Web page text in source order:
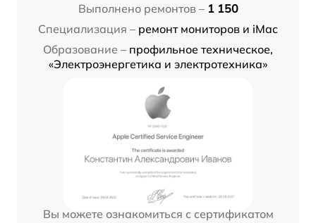
Выполнено ремонтов – 1 150
Специализация – ремонт мониторов и iMac
Образование – профильное техническое,
«Электроэнергетика и электротехника»
Вы можете ознакомиться с сертификатом